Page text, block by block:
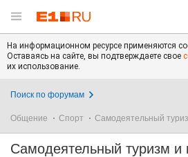
На информационном ресурсе применяются
Оставаясь на сайте, вы подтверждаете свое
их использование.
Поиск по форумам
Общение Спорт Самодеятельный
Самодеятельный туризм и